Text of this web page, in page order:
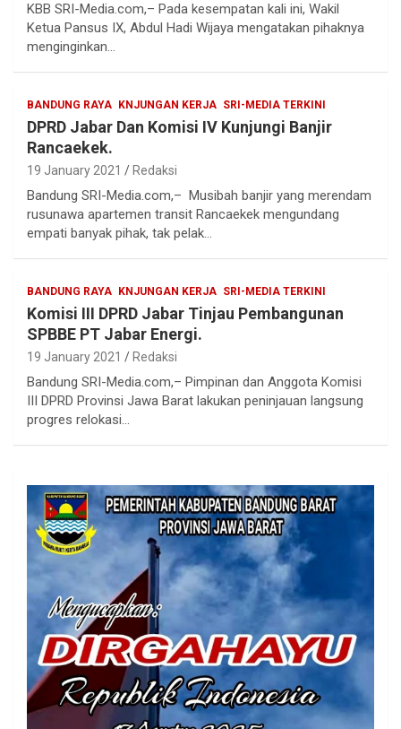
KBB SRI-Media.com,– Pada kesempatan kali ini, Wakil
Ketua Pansus IX, Abdul Hadi Wijaya mengatakan pihaknya
menginginkan…
BANDUNG RAYA KNJUNGAN KERJA SRI-MEDIA TERKINI
DPRD Jabar Dan Komisi IV Kunjungi Banjir
Rancaekek.
19 January 2021 Redaksi
Bandung SRI-Media.com,– Musibah banjir yang merendam
rusunawa apartemen transit Rancaekek mengundang
empati banyak pihak, tak pelak…
BANDUNG RAYA KNJUNGAN KERJA SRI-MEDIA TERKINI
Komisi III DPRD Jabar Tinjau Pembangunan
SPBBE PT Jabar Energi.
19 January 2021 Redaksi
Bandung SRI-Media.com,– Pimpinan dan Anggota Komisi
III DPRD Provinsi Jawa Barat lakukan peninjauan langsung
progres relokasi…